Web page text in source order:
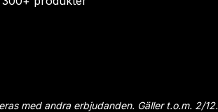
med andra erbjudanden. Gäller t.o.m. 2/12.